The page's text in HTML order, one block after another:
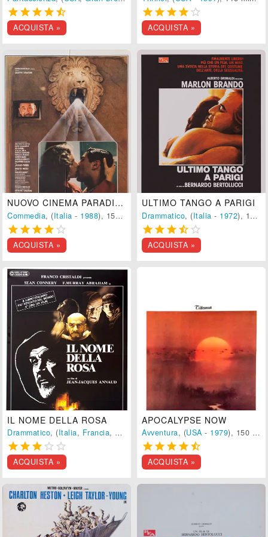
    
ACQUISTA »
    
ACQUISTA »
NUOVO CINEMA PARADISO
Commedia, (Italia - 1988), 157 min.
    
ACQUISTA »
ULTIMO TANGO A PARIGI
Drammatico, (Italia - 1972), 132 min.
    
ACQUISTA »
IL NOME DELLA ROSA
Drammatico, (Italia, Francia, Germania-1986), 131 min.
    
ACQUISTA »
APOCALYPSE NOW
Avventura, (USA - 1979), 150 min.
    
ACQUISTA »